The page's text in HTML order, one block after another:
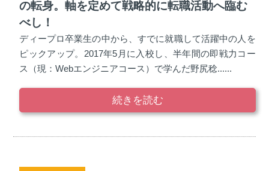
の転身。軸を定めて戦略的に転職活動へ臨む
べし！
ディープロ卒業生の中から、すでに就職して活躍中の人を
ピックアップ。2017年5月に入校し、半年間の即戦力コー
ス（現：Webエンジニアコース）で学んだ野尻稔......
続きを読む